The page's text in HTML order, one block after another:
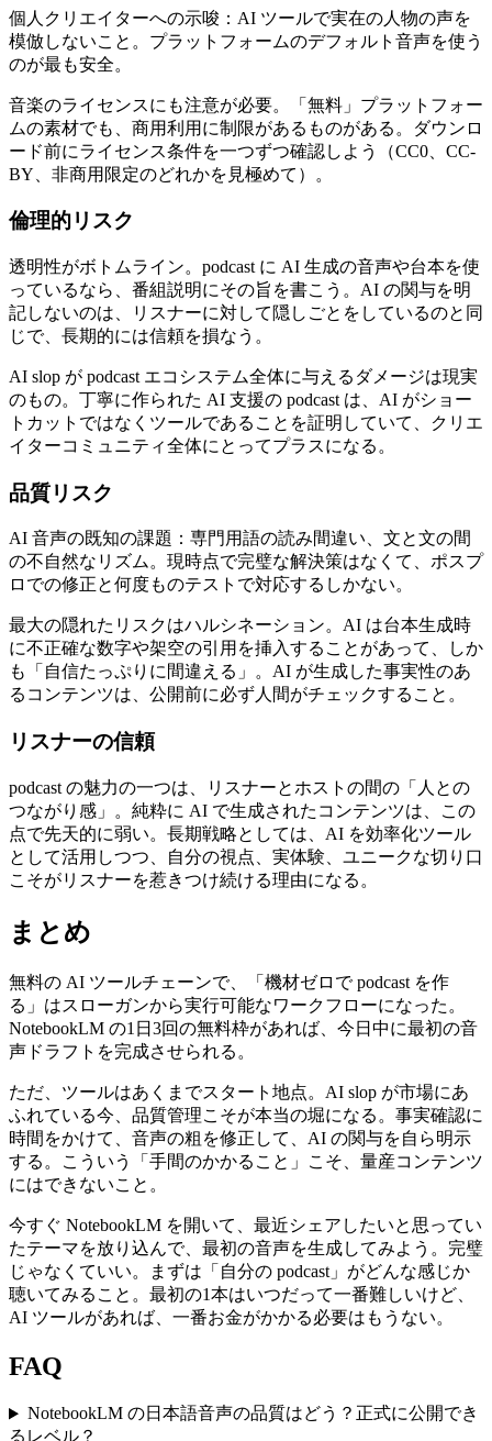
個人クリエイターへの示唆：AI ツールで実在の人物の声を
模倣しないこと。プラットフォームのデフォルト音声を使う
のが最も安全。
音楽のライセンスにも注意が必要。「無料」プラットフォー
ムの素材でも、商用利用に制限があるものがある。ダウンロ
ード前にライセンス条件を一つずつ確認しよう（CC0、CC-
BY、非商用限定のどれかを見極めて）。
倫理的リスク
透明性がボトムライン。podcast に AI 生成の音声や台本を使
っているなら、番組説明にその旨を書こう。AI の関与を明
記しないのは、リスナーに対して隠しごとをしているのと同
じで、長期的には信頼を損なう。
AI slop が podcast エコシステム全体に与えるダメージは現実
のもの。丁寧に作られた AI 支援の podcast は、AI がショー
トカットではなくツールであることを証明していて、クリエ
イターコミュニティ全体にとってプラスになる。
品質リスク
AI 音声の既知の課題：専門用語の読み間違い、文と文の間
の不自然なリズム。現時点で完璧な解決策はなくて、ポスプ
ロでの修正と何度ものテストで対応するしかない。
最大の隠れたリスクはハルシネーション。AI は台本生成時
に不正確な数字や架空の引用を挿入することがあって、しか
も「自信たっぷりに間違える」。AI が生成した事実性のあ
るコンテンツは、公開前に必ず人間がチェックすること。
リスナーの信頼
podcast の魅力の一つは、リスナーとホストの間の「人との
つながり感」。純粋に AI で生成されたコンテンツは、この
点で先天的に弱い。長期戦略としては、AI を効率化ツール
として活用しつつ、自分の視点、実体験、ユニークな切り口
こそがリスナーを惹きつけ続ける理由になる。
まとめ
無料の AI ツールチェーンで、「機材ゼロで podcast を作
る」はスローガンから実行可能なワークフローになった。
NotebookLM の1日3回の無料枠があれば、今日中に最初の音
声ドラフトを完成させられる。
ただ、ツールはあくまでスタート地点。AI slop が市場にあ
ふれている今、品質管理こそが本当の堀になる。事実確認に
時間をかけて、音声の粗を修正して、AI の関与を自ら明示
する。こういう「手間のかかること」こそ、量産コンテンツ
にはできないこと。
今すぐ NotebookLM を開いて、最近シェアしたいと思ってい
たテーマを放り込んで、最初の音声を生成してみよう。完璧
じゃなくていい。まずは「自分の podcast」がどんな感じか
聴いてみること。最初の1本はいつだって一番難しいけど、
AI ツールがあれば、一番お金がかかる必要はもうない。
FAQ
NotebookLM の日本語音声の品質はどう？正式に公開でき
るレベル？